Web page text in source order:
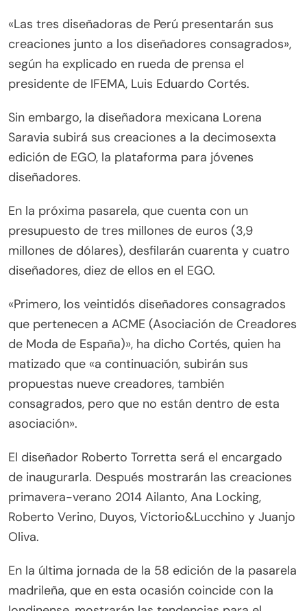
«Las tres diseñadoras de Perú presentarán sus
creaciones junto a los diseñadores consagrados»,
según ha explicado en rueda de prensa el
presidente de IFEMA, Luis Eduardo Cortés.
Sin embargo, la diseñadora mexicana Lorena
Saravia subirá sus creaciones a la decimosexta
edición de EGO, la plataforma para jóvenes
diseñadores.
En la próxima pasarela, que cuenta con un
presupuesto de tres millones de euros (3,9
millones de dólares), desfilarán cuarenta y cuatro
diseñadores, diez de ellos en el EGO.
«Primero, los veintidós diseñadores consagrados
que pertenecen a ACME (Asociación de Creadores
de Moda de España)», ha dicho Cortés, quien ha
matizado que «a continuación, subirán sus
propuestas nueve creadores, también
consagrados, pero que no están dentro de esta
asociación».
El diseñador Roberto Torretta será el encargado
de inaugurarla. Después mostrarán las creaciones
primavera-verano 2014 Ailanto, Ana Locking,
Roberto Verino, Duyos, Victorio&Lucchino y Juanjo
Oliva.
En la última jornada de la 58 edición de la pasarela
madrileña, que en esta ocasión coincide con la